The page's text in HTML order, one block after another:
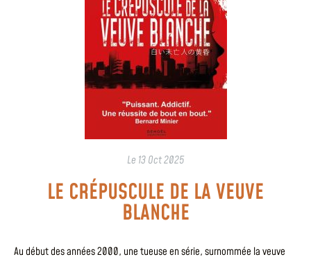
Le 13 Oct 2025
LE CRÉPUSCULE DE LA VEUVE
BLANCHE
Au début des années 2000, une tueuse en série, surnommée la veuve